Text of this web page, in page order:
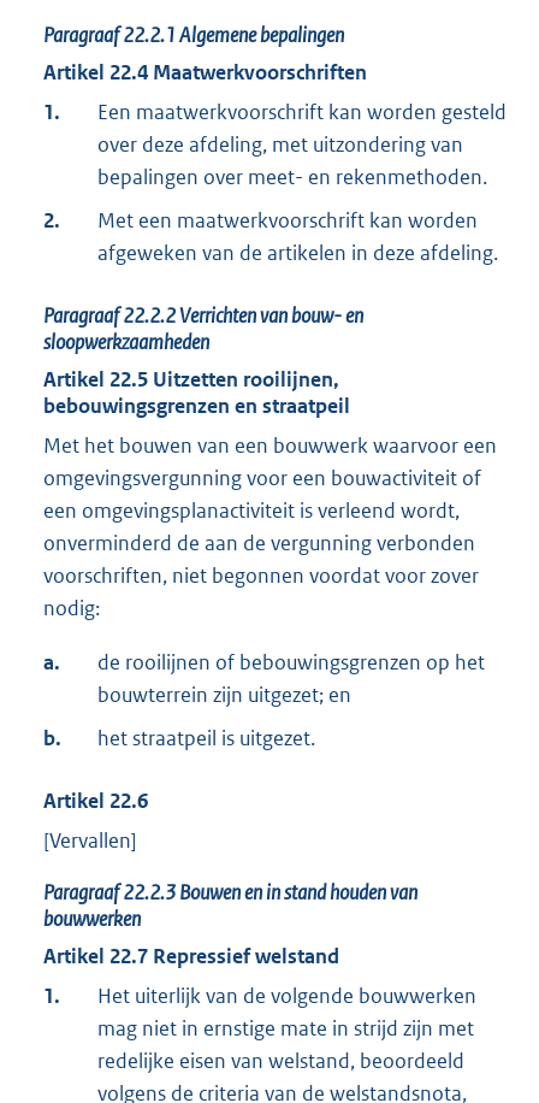
Paragraaf22.2.1Algemene bepalingen
Artikel 22.4 Maatwerkvoorschriften
1.
Een maatwerkvoorschrift kan worden gesteld
over deze afdeling, met uitzondering van
bepalingen over meet- en rekenmethoden.
2.
Met een maatwerkvoorschrift kan worden
afgeweken van de artikelen in deze afdeling.
Paragraaf22.2.2Verrichten van bouw- en
sloopwerkzaamheden
Artikel 22.5 Uitzetten rooilijnen,
bebouwingsgrenzen en straatpeil
Met het bouwen van een bouwwerk waarvoor een
omgevingsvergunning voor een bouwactiviteit of
een omgevingsplanactiviteit is verleend wordt,
onverminderd de aan de vergunning verbonden
voorschriften, niet begonnen voordat voor zover
nodig:
a.
de rooilijnen of bebouwingsgrenzen op het
bouwterrein zijn uitgezet; en
b.
het straatpeil is uitgezet.
Artikel 22.6
[Vervallen]
Paragraaf22.2.3Bouwen en in stand houden van
bouwwerken
Artikel 22.7 Repressief welstand
1.
Het uiterlijk van de volgende bouwwerken
mag niet in ernstige mate in strijd zijn met
redelijke eisen van welstand, beoordeeld
volgens de criteria van de welstandsnota,